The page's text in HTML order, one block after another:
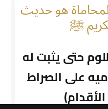
هو حديث
ﷺ
حتى يثبت له
على الصراط